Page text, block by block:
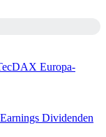
Europa-
Earnings Dividenden